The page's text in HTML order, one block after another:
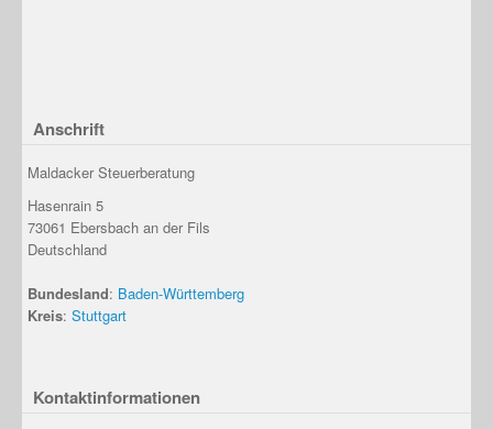
Anschrift
Maldacker Steuerberatung
Hasenrain 5
73061 Ebersbach an der Fils
Deutschland
Bundesland: Baden-Württemberg
Kreis: Stuttgart
Kontaktinformationen